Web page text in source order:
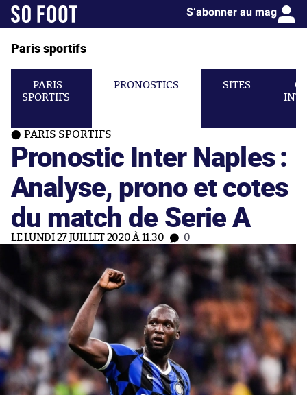
S’abonner au mag
Paris sportifs
PARIS
SPORTIFS
PRONOSTICS SITES
PARIS SPORTIFS
Pronostic Inter Naples :
Analyse, prono et cotes
du match de Serie A
LE LUNDI 27 JUILLET 2020 À 11:30 0